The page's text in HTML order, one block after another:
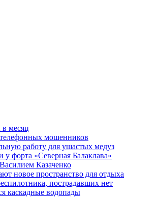
в месяц
мошенников
работу для ушастых медуз
форта «Северная Балаклава»
Казаченко
новое пространство для отдыха
пострадавших нет
каскадные водопады